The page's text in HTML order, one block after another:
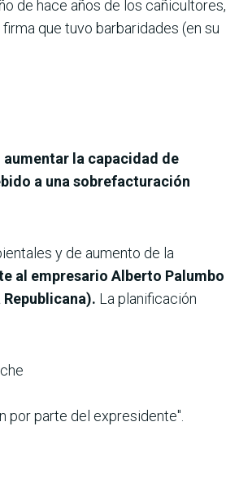
de hace años de los cañicultores,
que tuvo barbaridades (en su
la capacidad de
a una sobrefacturación
y de aumento de la
al empresario Alberto Palumbo
La planificación
por parte del expresidente".